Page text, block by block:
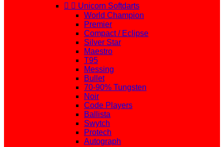
  Unicorn Softdarts
World Champion
Premier
Compact / Eclipse
Silver Star
Maestro
T95
Messing
Bullet
70-90% Tungsten
Noir
Code Players
Ballista
Swytch
Protech
Autograph